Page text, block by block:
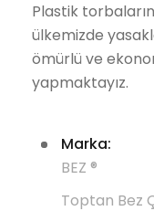
Plastik
ülkemizde
ömürlü ve
yapmaktayız.
Marka:
BEZ ®
Toptan Bez